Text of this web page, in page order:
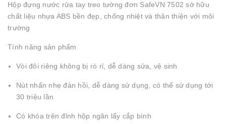
Hộp đựng nước rửa tay treo tường đơn SafeVN 7502 sở hữu
chất liệu nhựa ABS bền đẹp, chống nhiệt và thân thiện với môi
trường
Tính năng sản phẩm
Vòi đôi riêng không bị rò rỉ, dễ dàng sửa, vệ sinh
Nút nhấn nhẹ đàn hồi, dễ dàng sử dụng, có thể sử dụng tới
30 triệu lần
Có khóa trên đỉnh hộp ngăn lấy cắp bình